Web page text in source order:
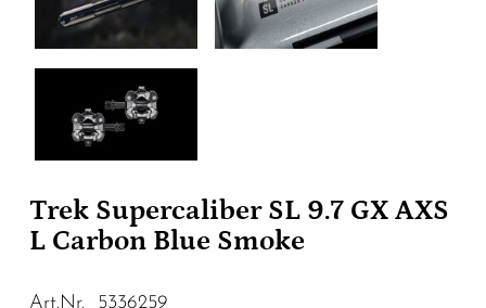
Trek Supercaliber SL 9.7 GX AXS
L Carbon Blue Smoke
Art.Nr. 5336259